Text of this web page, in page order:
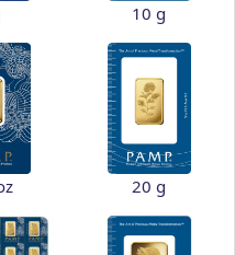
10 g
20 g